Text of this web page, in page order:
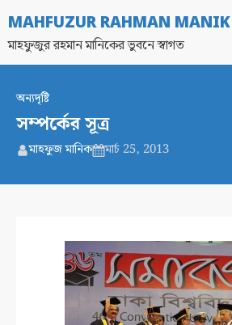
MAHFUZUR RAHMAN MANIK
মাহফুজুর রহমান মানিকের ভুবনে স্বাগত
অন্যদৃষ্টি
সম্পর্কের সূত্র
মাহফুজ মানিক মার্চ 25, 2013